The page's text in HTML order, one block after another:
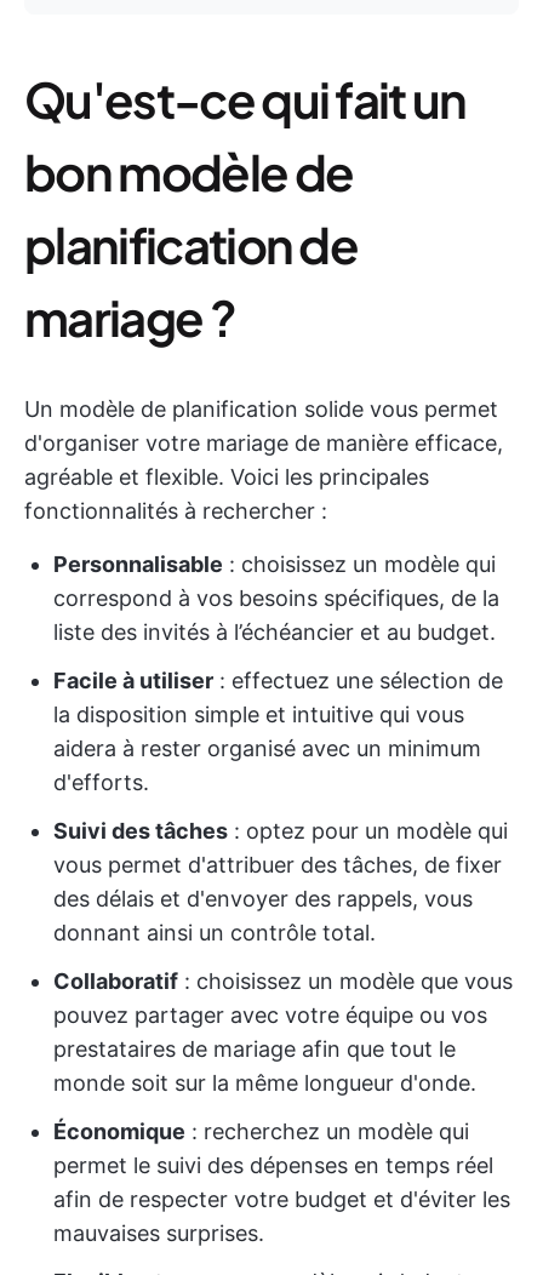
Qu'est-ce qui fait un
bon modèle de
planification de
mariage ?
Un modèle de planification solide vous permet
d'organiser votre mariage de manière efficace,
agréable et flexible. Voici les principales
fonctionnalités à rechercher :
Personnalisable : choisissez un modèle qui
correspond à vos besoins spécifiques, de la
liste des invités à l’échéancier et au budget.
Facile à utiliser : effectuez une sélection de
la disposition simple et intuitive qui vous
aidera à rester organisé avec un minimum
d'efforts.
Suivi des tâches : optez pour un modèle qui
vous permet d'attribuer des tâches, de fixer
des délais et d'envoyer des rappels, vous
donnant ainsi un contrôle total.
Collaboratif : choisissez un modèle que vous
pouvez partager avec votre équipe ou vos
prestataires de mariage afin que tout le
monde soit sur la même longueur d'onde.
Économique : recherchez un modèle qui
permet le suivi des dépenses en temps réel
afin de respecter votre budget et d'éviter les
mauvaises surprises.